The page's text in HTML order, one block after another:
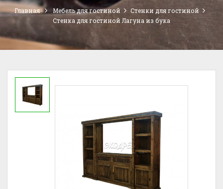
Главная Мебель для гостиной
Стенки для гостиной
Стенка для гостиной Лагуна из бука